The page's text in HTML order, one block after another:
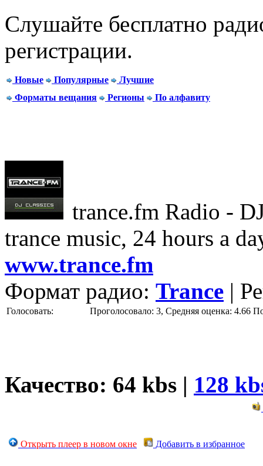
Слушайте бесплатно
регистрации.
Новые Популярные
Лучшие
Форматы вещания
Регионы По алфавиту
trance.fm Radio -
trance music, 24 hours a
www.trance.fm
Формат радио: Trance |
Голосовать: Проголосовало: 3, Средняя оценка: 4.66
Качество: 64 kbs | 128
Открыть плеер в новом окне Добавить в избранное